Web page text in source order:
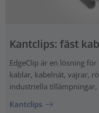
Kantclips: fäst
EdgeClip är en lösning
kablar, kabelnät, vajrar,
industriella
Kantclips